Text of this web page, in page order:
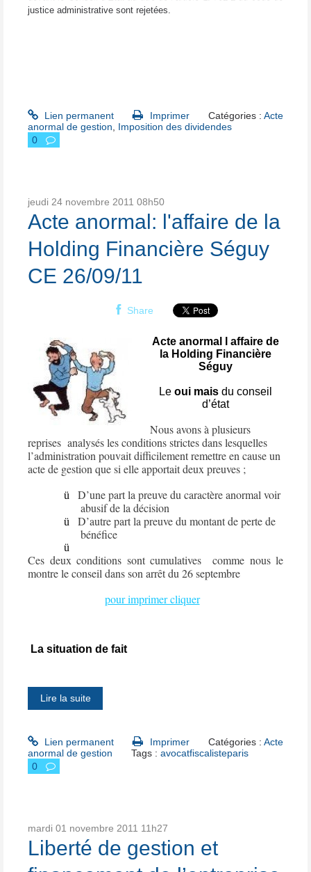
justice administrative sont rejetées.
Lien permanent Imprimer Catégories : Acte
anormal de gestion, Imposition des dividendes
0
jeudi 24 novembre 2011 08h50
Acte anormal: l'affaire de la
Holding Financière Séguy
CE 26/09/11
Share
Acte anormal l affaire de
la Holding Financière
Séguy
Leoui maisdu conseil
d’état
Nous avons à plusieurs
reprises analysés les conditions strictes dans lesquelles
l’administration pouvait difficilement remettre en cause un
acte de gestion que si elle apportait deux preuves ;
ü
D’une part la preuve du caractère anormal voir
abusif de la décision
ü
D’autre part la preuve du montant de perte de
bénéfice
ü
Ces deux conditions sont cumulatives
comme nous le
montre le conseil dans son arrêt du 26 septembre
pour imprimer cliquer
La situation de fait
Lire la suite
Lien permanent Imprimer Catégories : Acte
anormal de gestion
Tags :avocatfiscalisteparis
0
mardi 01 novembre 2011 11h27
Liberté de gestion et